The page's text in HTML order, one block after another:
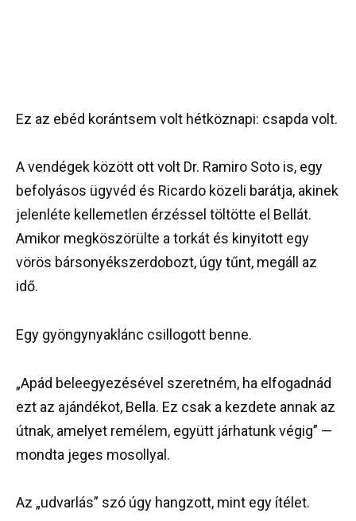
Ez az ebéd korántsem volt hétköznapi: csapda volt.
A vendégek között ott volt Dr. Ramiro Soto is, egy
befolyásos ügyvéd és Ricardo közeli barátja, akinek
jelenléte kellemetlen érzéssel töltötte el Bellát.
Amikor megköszörülte a torkát és kinyitott egy
vörös bársonyékszerdobozt, úgy tűnt, megáll az
idő.
Egy gyöngynyaklánc csillogott benne.
„Apád beleegyezésével szeretném, ha elfogadnád
ezt az ajándékot, Bella. Ez csak a kezdete annak az
útnak, amelyet remélem, együtt járhatunk végig” —
mondta jeges mosollyal.
Az „udvarlás” szó úgy hangzott, mint egy ítélet.